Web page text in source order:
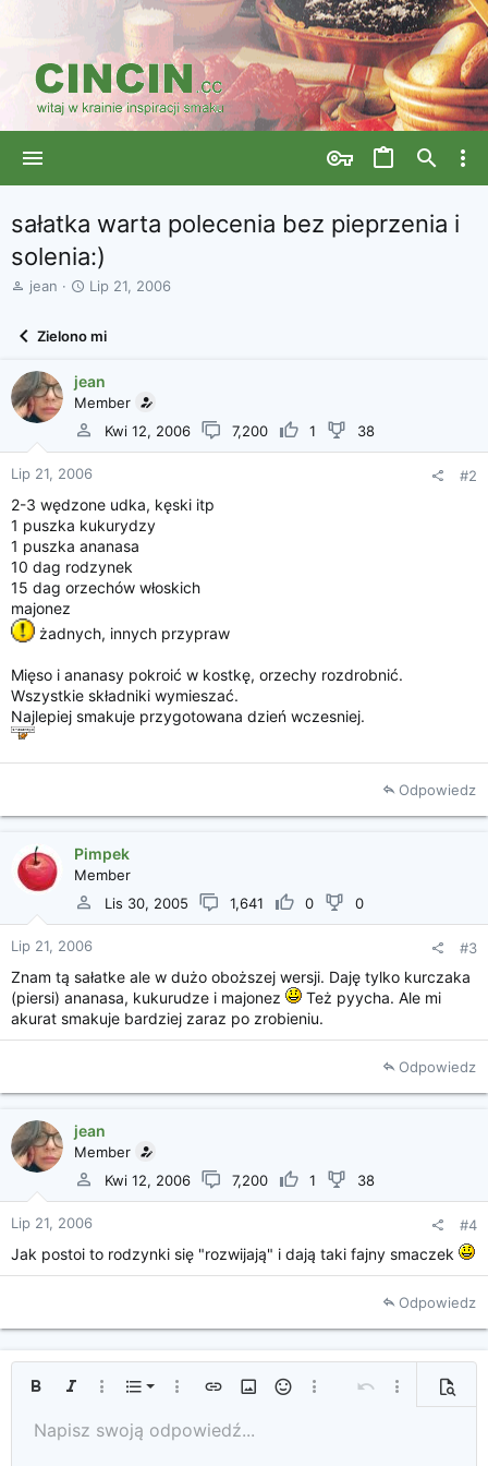
sałatka warta polecenia bez pieprzenia i
solenia:)
A
w
ą
t
jean
D
a
o
z
o
z
ę
c
i
Lip 21, 2006
Zielono mi
jean
Member
Kwi 12, 2006
7,200 1 38
Lip 21, 2006 #2
2-3 wędzone udka, kęski itp
1 puszka kukurydzy
1 puszka ananasa
10 dag rodzynek
15 dag orzechów włoskich
majonez
żadnych, innych przypraw
Mięso i ananasy pokroić w kostkę, orzechy rozdrobnić.
Wszystkie składniki wymieszać.
Najlepiej smakuje przygotowana dzień wczesniej.
Odpowiedz
Pimpek
Member
Lis 30, 2005
1,641 0 0
Lip 21, 2006 #3
Znam tą sałatke ale w dużo oboższej wersji. Daję tylko kurczaka
(piersi) ananasa, kukurudze i majonez
Też pyycha. Ale mi
akurat smakuje bardziej zaraz po zrobieniu.
Odpowiedz
jean
Member
Kwi 12, 2006
7,200 1 38
Lip 21, 2006 #4
Jak postoi to rodzynki się "rozwijają" i dają taki fajny smaczek
Odpowiedz
Pogrubienie
KursywaWięcej opcji...
Lista
Uporządkowana lista
Nieuporządkowana lista
Więcej opcji...
Wprowadź link
Wprowadź obrazek
UśmieszkiWięcej opcji...
CofnijWięcej opcji...
Rozmiar czcionki
9
Kolor tekstu
Rodzaj czcionki
Arial
Przekreślenie
Podkreślenie
Kod wewnętrzny
Spoiler wewnątrz tekstu
WyrównanieTekst od lewej
Format tekstuStandardowy
CytatMediaWprowadź tabelę
Linia pozioma
SpoilerKod
PonówPrzełącz BB Code
Usuwanie formatowania
Szkice Zapisz szkic
Napisz swoją odpowiedź...